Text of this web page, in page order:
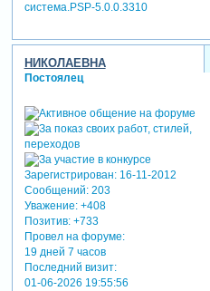
система.PSP-5.0.0.3310
НИКОЛАЕВНА
Постоялец
Зарегистрирован: 16-11-2012
Сообщений:203
Уважение: +408
Позитив: +733
Провел на форуме:
19 дней 7 часов
Последний визит:
01-06-2026 19:55:56